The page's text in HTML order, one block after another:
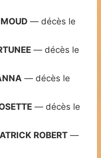
— décès le
— décès le
— décès le
— décès le
ROBERT —